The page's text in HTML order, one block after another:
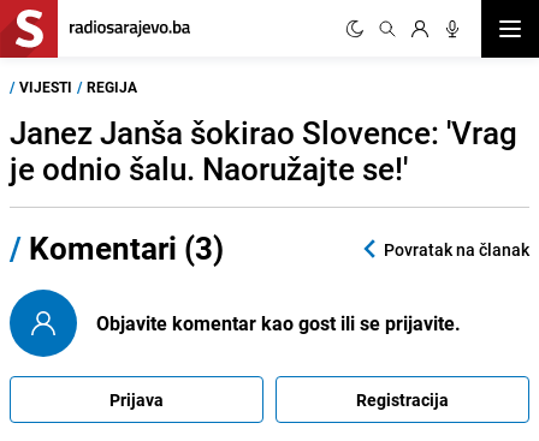
/ VIJESTI / REGIJA
Janez Janša šokirao Slovence: 'Vrag
je odnio šalu. Naoružajte se!'
/ Komentari (3) Povratak na članak
Objavite komentar kao gost ili se prijavite.
Prijava Registracija